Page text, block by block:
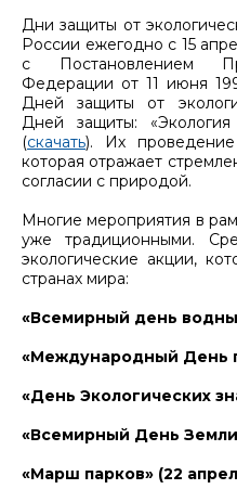
Дни защиты от
России ежегодно с 15
с Постановлением
Федерации от 11 июня
Дней защиты от
Дней защиты:
(скачать). Их
которая отражает
согласии с природой.
Многие мероприятия в
уже традиционными.
экологические акции,
странах мира:
«Всемирный день
«Международный День
«День Экологических
«Всемирный День
«Марш парков» (22